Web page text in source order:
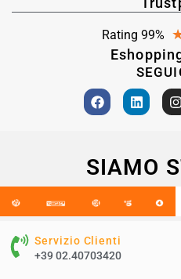
Rating 99%
SIAMO
Servizio Clienti
+39 02.40703420